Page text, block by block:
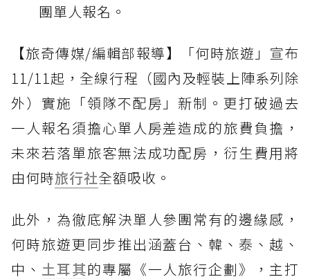
團單人報名。
【旅奇傳媒/編輯部報導】「何時旅遊」宣布
11/11起，全線行程（國內及輕裝上陣系列除
外）實施「領隊不配房」新制。更打破過去
一人報名須擔心單人房差造成的旅費負擔，
未來若落單旅客無法成功配房，衍生費用將
由何時旅行社全額吸收。
此外，為徹底解決單人參團常有的邊緣感，
何時旅遊更同步推出涵蓋台、韓、泰、越、
中、 土耳其的專屬《一人旅行企劃》，主打